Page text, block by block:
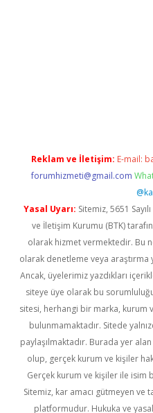
Reklam ve İletişim: E-mail:
forumhizmeti@gmail.com
Yasal Uyarı: Sitemiz, 5651
ve İletişim Kurumu (BTK)
olarak hizmet vermektedir. Bu
olarak denetleme veya
Ancak, üyelerimiz yazdıkları
siteye üye olarak bu
sitesi, herhangi bir marka, kurum
bulunmamaktadır. Sitede
paylaşılmaktadır. Burada yer
olup, gerçek kurum ve kişiler
Gerçek kurum ve kişiler ile
Sitemiz, kar amacı gütmeyen ve
platformudur. Hukuka ve